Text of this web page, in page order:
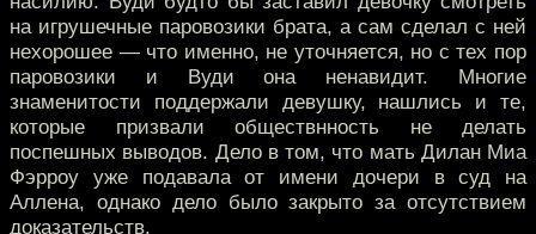
на игрушечные паровозики брата, а сам сделал с ней
нехорошее — что именно, не уточняется, но с тех пор
паровозики и Вуди она ненавидит. Многие
знаменитости поддержали девушку, нашлись и те,
которые призвали обществнность не делать
поспешных выводов. Дело в том, что мать Дилан Миа
Фэрроу уже подавала от имени дочери в суд на
Аллена, однако дело было закрыто за отсутствием
доказательств.